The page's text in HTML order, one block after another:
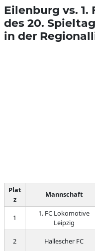
Eilenburg vs. 1.
des 20.
in der
Plat
z
Mannschaft
1
1. FC Lokomotive
Leipzig
2 Hallescher FC